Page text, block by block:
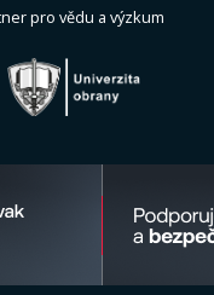
pro vědu a výzkum